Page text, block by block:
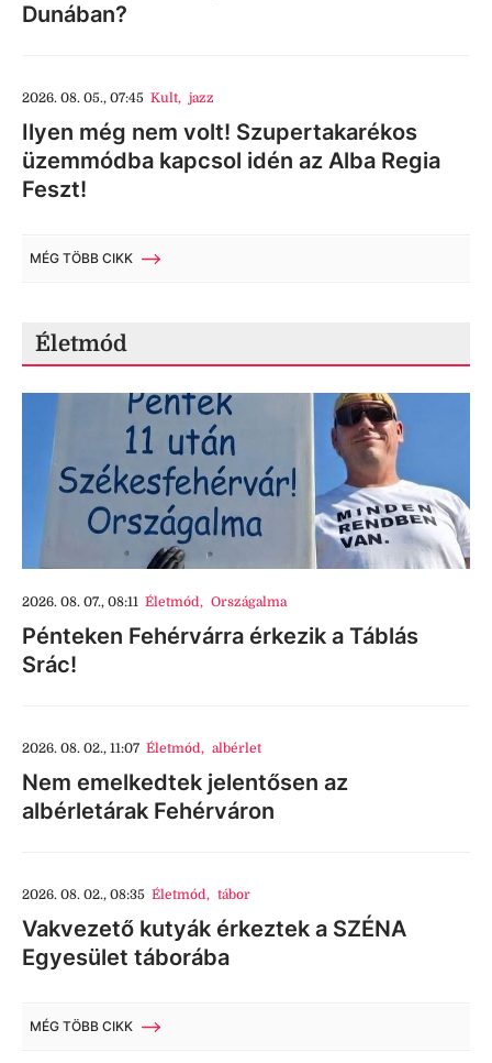
Dunában?
2026. 08. 05., 07:45 Kult, jazz
Ilyen még nem volt! Szupertakarékos
üzemmódba kapcsol idén az Alba Regia
Feszt!
MÉG TÖBB CIKK
Életmód
2026. 08. 07., 08:11 Életmód, Országalma
Pénteken Fehérvárra érkezik a Táblás
Srác!
2026. 08. 02., 11:07 Életmód, albérlet
Nem emelkedtek jelentősen az
albérletárak Fehérváron
2026. 08. 02., 08:35 Életmód, tábor
Vakvezető kutyák érkeztek a SZÉNA
Egyesület táborába
MÉG TÖBB CIKK